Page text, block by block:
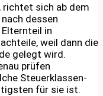
richtet sich ab dem
dessen
in
weil dann die
gelegt wird.
prüfen
Steuerklassen-
für sie ist.